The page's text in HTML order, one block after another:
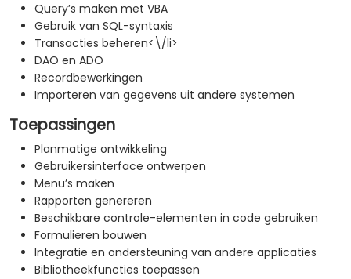
Query’s maken met VBA
Gebruik van SQL-syntaxis
Transacties beheren<\/li>
DAO en ADO
Recordbewerkingen
Importeren van gegevens uit andere systemen
Toepassingen
Planmatige ontwikkeling
Gebruikersinterface ontwerpen
Menu’s maken
Rapporten genereren
Beschikbare controle-elementen in code gebruiken
Formulieren bouwen
Integratie en ondersteuning van andere applicaties
Bibliotheekfuncties toepassen